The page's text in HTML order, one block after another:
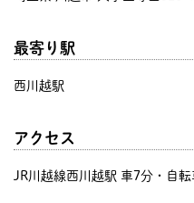
最寄り駅
西川越駅
アクセス
JR川越線西川越駅 車7分・自